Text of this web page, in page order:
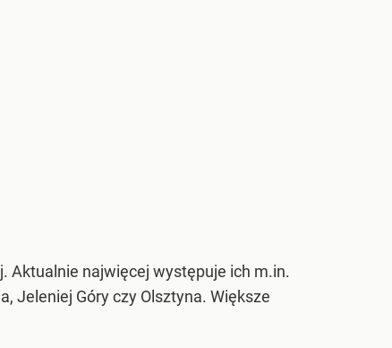
Aktualnie najwięcej występuje ich m.in.
Jeleniej Góry czy Olsztyna. Większe